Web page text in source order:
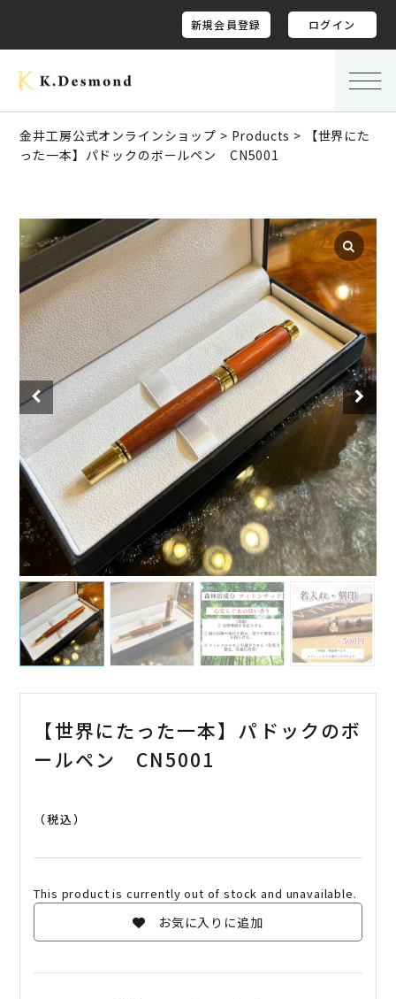
新規会員登録 ログイン
金井工房公式オンラインショップ > Products >
【世界にた
った一本】パドックのボールペン CN5001
【世界にたった一本】パドックのボ
ールペン CN5001
（税込）
This product is currently out of stock and unavailable.
お気に入りに追加